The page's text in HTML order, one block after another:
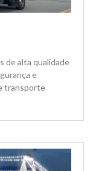
de alta qualidade
e
transporte